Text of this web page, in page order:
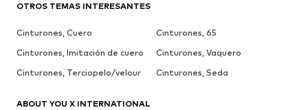
OTROS TEMAS INTERESANTES
Cinturones, Cuero
Cinturones, 65
Cinturones, Imitación de cuero
Cinturones, Vaquero
Cinturones, Terciopelo/velour
Cinturones, Seda
ABOUT YOU X INTERNATIONAL